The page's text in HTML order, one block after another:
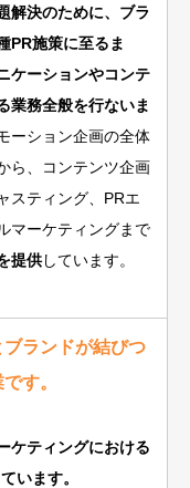
解決のために、ブラ
PR施策に至るま
ケーションやコンテ
業務全般を行ないま
ーション企画の全体
ら、コンテンツ企画
スティング、PRエ
マーケティングまで
提供しています。
ブランドが結びつ
す。
ケティングにおける
います。